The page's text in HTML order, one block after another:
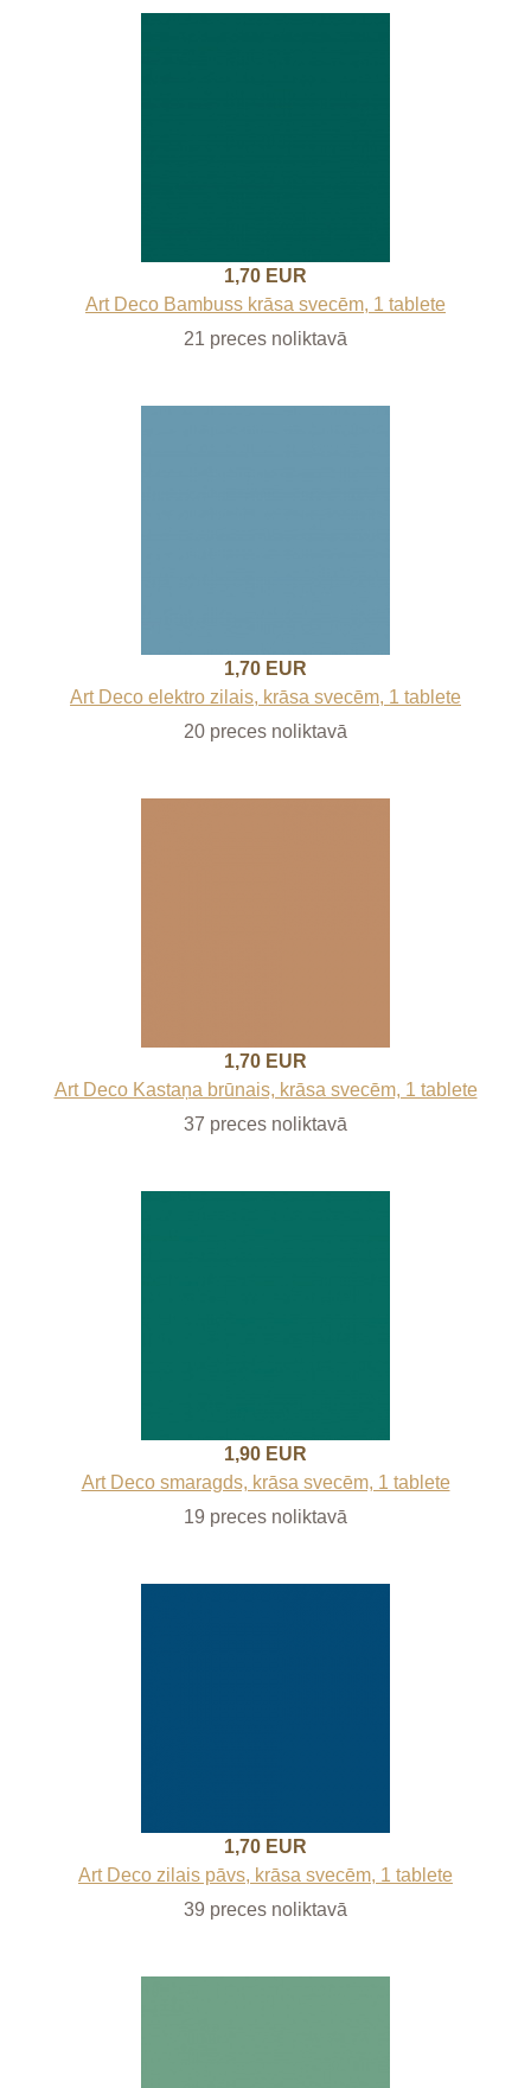
1,70 EUR
Art Deco Bambuss krāsa svecēm, 1 tablete
21 preces noliktavā
1,70 EUR
Art Deco elektro zilais, krāsa svecēm, 1 tablete
20 preces noliktavā
1,70 EUR
Art Deco Kastaņa brūnais, krāsa svecēm, 1 tablete
37 preces noliktavā
1,90 EUR
Art Deco smaragds, krāsa svecēm, 1 tablete
19 preces noliktavā
1,70 EUR
Art Deco zilais pāvs, krāsa svecēm, 1 tablete
39 preces noliktavā